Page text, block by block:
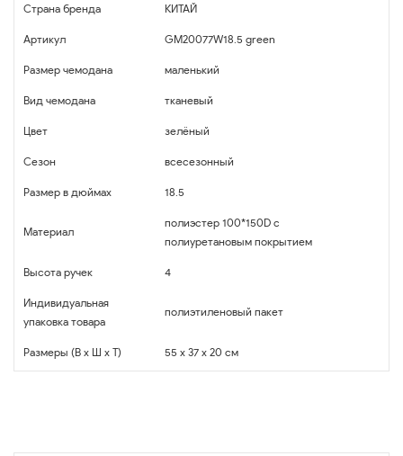
Страна бренда КИТАЙ
Артикул GM20077W18.5 green
Размер чемодана маленький
Вид чемодана тканевый
Цвет зелёный
Сезон всесезонный
Размер в дюймах 18.5
Материал
полиэстер 100*150D с
полиуретановым покрытием
Высота ручек 4
Индивидуальная
упаковка товара
полиэтиленовый пакет
Размеры (В x Ш x Т) 55 x 37 x 20 см